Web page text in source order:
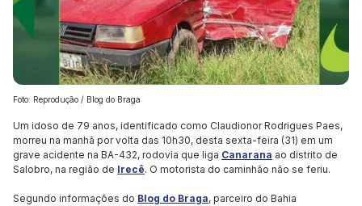
Foto: Reprodução / Blog do Braga
Um idoso de 79 anos, identificado como Claudionor Rodrigues Paes,
morreu na manhã por volta das 10h30, desta sexta-feira (31) em um
grave acidente na BA-432, rodovia que liga Canarana ao distrito de
Salobro, na região de Irecê. O motorista do caminhão não se feriu.
Segundo informações do Blog do Braga, parceiro do Bahia